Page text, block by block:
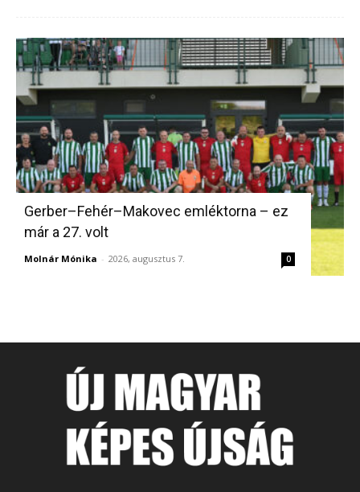
Gerber–Fehér–Makovec emléktorna – ez
már a 27. volt
Molnár Mónika - 2026, augusztus 7. 0